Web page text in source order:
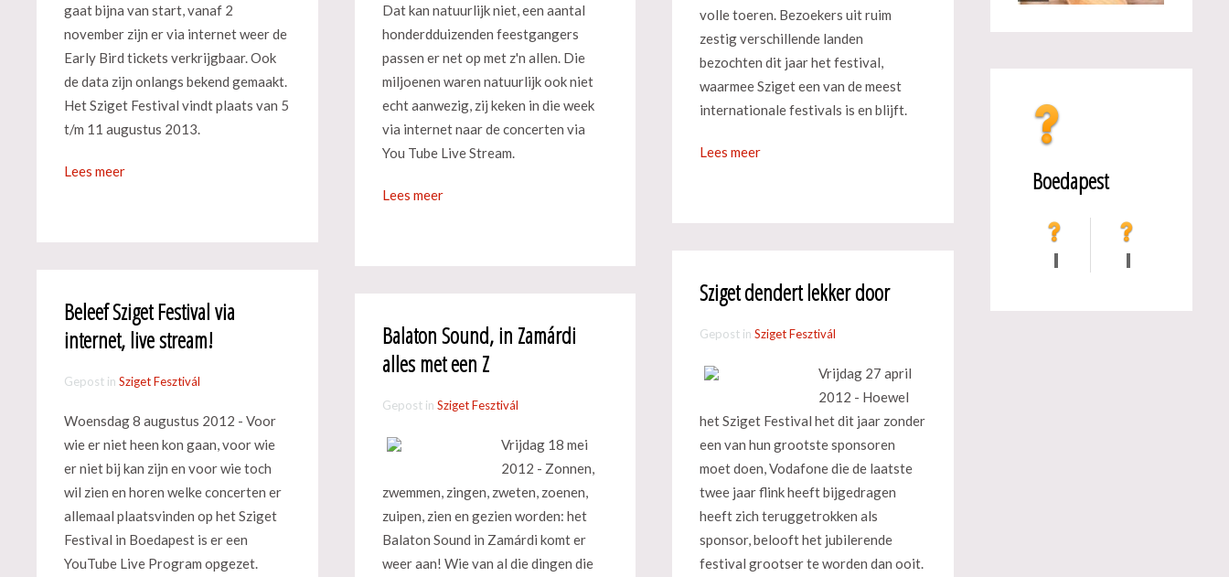
gaat bijna van start, vanaf 2
november zijn er via internet weer de
Early Bird tickets verkrijgbaar. Ook
de data zijn onlangs bekend gemaakt.
Het Sziget Festival vindt plaats van 5
t/m 11 augustus 2013.
Lees meer
Beleef Sziget Festival via
internet, live stream!
Gepost in Sziget Fesztivál
Woensdag 8 augustus 2012 - Voor
wie er niet heen kon gaan, voor wie
er niet bij kan zijn en voor wie toch
wil zien en horen welke concerten er
allemaal plaatsvinden op het Sziget
Festival in Boedapest is er een
YouTube Live Program opgezet.
Dat kan natuurlijk niet, een aantal
honderdduizenden feestgangers
passen er net op met z'n allen. Die
miljoenen waren natuurlijk ook niet
echt aanwezig, zij keken in die week
via internet naar de concerten via
You Tube Live Stream.
Lees meer
Balaton Sound, in Zamárdi
alles met een Z
Gepost in Sziget Fesztivál
Vrijdag 18 mei
2012 - Zonnen,
zwemmen, zingen, zweten, zoenen,
zuipen, zien en gezien worden: het
Balaton Sound in Zamárdi komt er
weer aan! Wie van al die dingen die
volle toeren. Bezoekers uit ruim
zestig verschillende landen
bezochten dit jaar het festival,
waarmee Sziget een van de meest
internationale festivals is en blijft.
Lees meer
Sziget dendert lekker door
Gepost inSziget Fesztivál
Vrijdag 27 april
2012 - Hoewel
het Sziget Festival het dit jaar zonder
een van hun grootste sponsoren
moet doen, Vodafone die de laatste
twee jaar flink heeft bijgedragen
heeft zich teruggetrokken als
sponsor, belooft het jubilerende
festival grootser te worden dan ooit.
Boedapest